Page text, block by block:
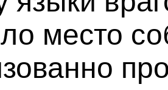
место